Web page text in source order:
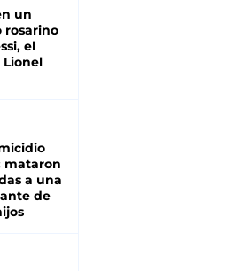
un
rosarino
el
mataron
a una
de